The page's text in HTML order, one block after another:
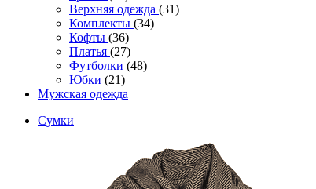
Верхняя одежда (31)
Комплекты (34)
Кофты (36)
Платья (27)
Футболки (48)
Юбки (21)
Мужская одежда
Сумки